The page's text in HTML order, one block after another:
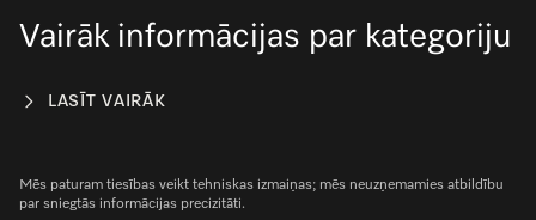
Vairāk informācijas par kategoriju
LASĪT VAIRĀK
Mēs paturam tiesības veikt tehniskas izmaiņas; mēs neuzņemamies atbildību
par sniegtās informācijas precizitāti.